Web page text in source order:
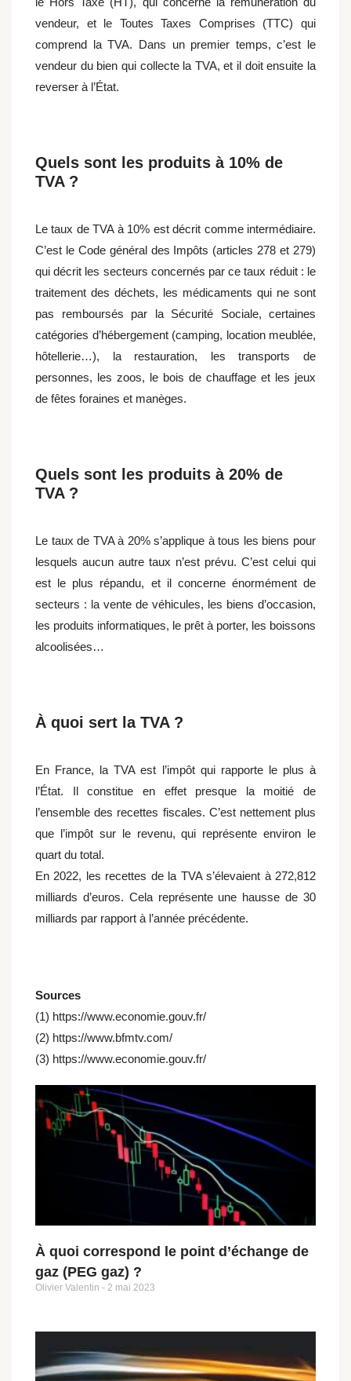
vendeur, et le Toutes Taxes Comprises (TTC) qui
comprend la TVA. Dans un premier temps, c’est le
vendeur du bien qui collecte la TVA, et il doit ensuite la
reverser à l’État.
Quels sont les produits à 10% de
TVA ?
Le taux de TVA à 10% est décrit comme intermédiaire.
C’est le Code général des Impôts (articles 278 et 279)
qui décrit les secteurs concernés par ce taux réduit : le
traitement des déchets, les médicaments qui ne sont
pas remboursés par la Sécurité Sociale, certaines
catégories d’hébergement (camping, location meublée,
hôtellerie…), la restauration, les transports de
personnes, les zoos, le bois de chauffage et les jeux
de fêtes foraines et manèges.
Quels sont les produits à 20% de
TVA ?
Le taux de TVA à 20% s’applique à tous les biens pour
lesquels aucun autre taux n’est prévu. C’est celui qui
est le plus répandu, et il concerne énormément de
secteurs : la vente de véhicules, les biens d’occasion,
les produits informatiques, le prêt à porter, les boissons
alcoolisées…
À quoi sert la TVA ?
En France, la TVA est l’impôt qui rapporte le plus à
l’État. Il constitue en effet presque la moitié de
l’ensemble des recettes fiscales. C’est nettement plus
que l’impôt sur le revenu, qui représente environ le
quart du total.
En 2022, les recettes de la TVA s’élevaient à 272,812
milliards d’euros. Cela représente une hausse de 30
milliards par rapport à l’année précédente.
Sources
(1) https://www.economie.gouv.fr/
(2) https://www.bfmtv.com/
(3) https://www.economie.gouv.fr/
À quoi correspond le point d’échange de
gaz (PEG gaz) ?
Olivier Valentin 2 mai 2023